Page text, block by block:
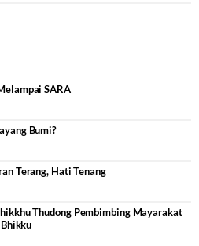
SARA
Bumi?
Terang, Hati Tenang
Thudong Pembimbing Mayarakat